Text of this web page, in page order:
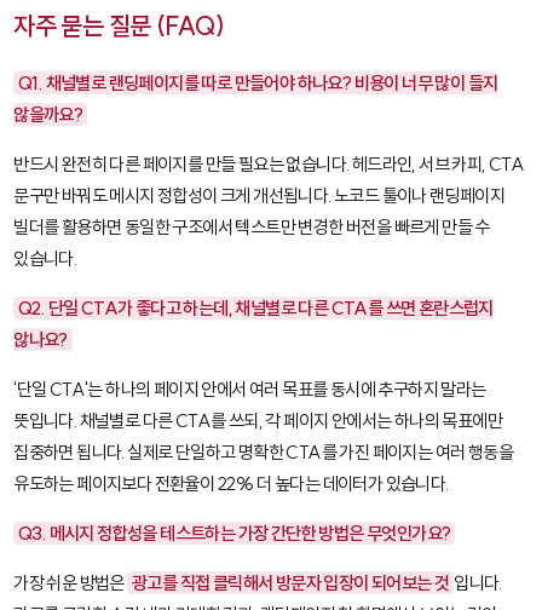
자주 묻는 질문 (FAQ)
Q1. 채널별로 랜딩페이지를 따로 만들어야 하나요? 비용이 너무 많이 들지
않을까요?
반드시 완전히 다른 페이지를 만들 필요는 없습니다. 헤드라인, 서브 카피, CTA
문구만 바꿔도 메시지 정합성이 크게 개선됩니다. 노코드 툴이나 랜딩페이지
빌더를 활용하면 동일한 구조에서 텍스트만 변경한 버전을 빠르게 만들 수
있습니다.
Q2. 단일 CTA가 좋다고 하는데, 채널별로 다른 CTA를 쓰면 혼란스럽지
않나요?
'단일 CTA'는 하나의 페이지 안에서 여러 목표를 동시에 추구하지 말라는
뜻입니다. 채널별로 다른 CTA를 쓰되, 각 페이지 안에서는 하나의 목표에만
집중하면 됩니다. 실제로 단일하고 명확한 CTA를 가진 페이지는 여러 행동을
유도하는 페이지보다 전환율이 22% 더 높다는 데이터가 있습니다.
Q3. 메시지 정합성을 테스트하는 가장 간단한 방법은 무엇인가요?
가장 쉬운 방법은 광고를 직접 클릭해서 방문자 입장이 되어보는 것 입니다.